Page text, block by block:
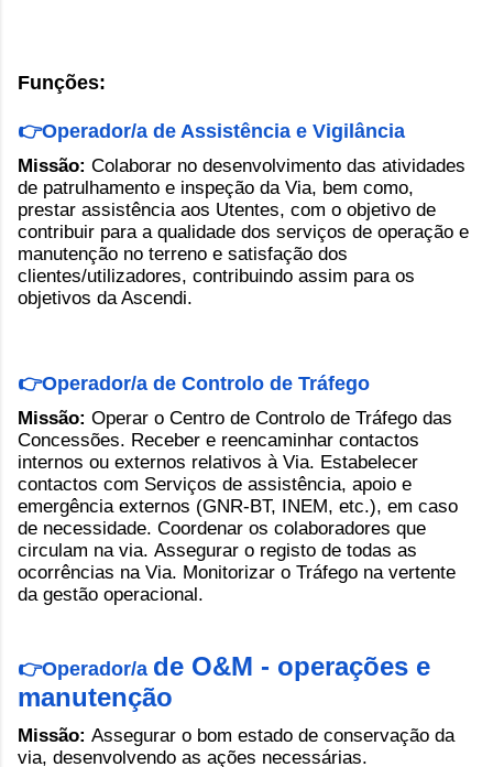
Funções:
👉Operador/a de Assistência e Vigilância
Missão: Colaborar no desenvolvimento das atividades
de patrulhamento e inspeção da Via, bem como,
prestar assistência aos Utentes, com o objetivo de
contribuir para a qualidade dos serviços de operação e
manutenção no terreno e satisfação dos
clientes/utilizadores, contribuindo assim para os
objetivos da Ascendi.
👉Operador/a de Controlo de Tráfego
Missão: Operar o Centro de Controlo de Tráfego das
Concessões. Receber e reencaminhar contactos
internos ou externos relativos à Via. Estabelecer
contactos com Serviços de assistência, apoio e
emergência externos (GNR-BT, INEM, etc.), em caso
de necessidade. Coordenar os colaboradores que
circulam na via. Assegurar o registo de todas as
ocorrências na Via. Monitorizar o Tráfego na vertente
da gestão operacional.
👉Operador/a de O&M - operações e
manutenção
Missão: Assegurar o bom estado de conservação da
via, desenvolvendo as ações necessárias.